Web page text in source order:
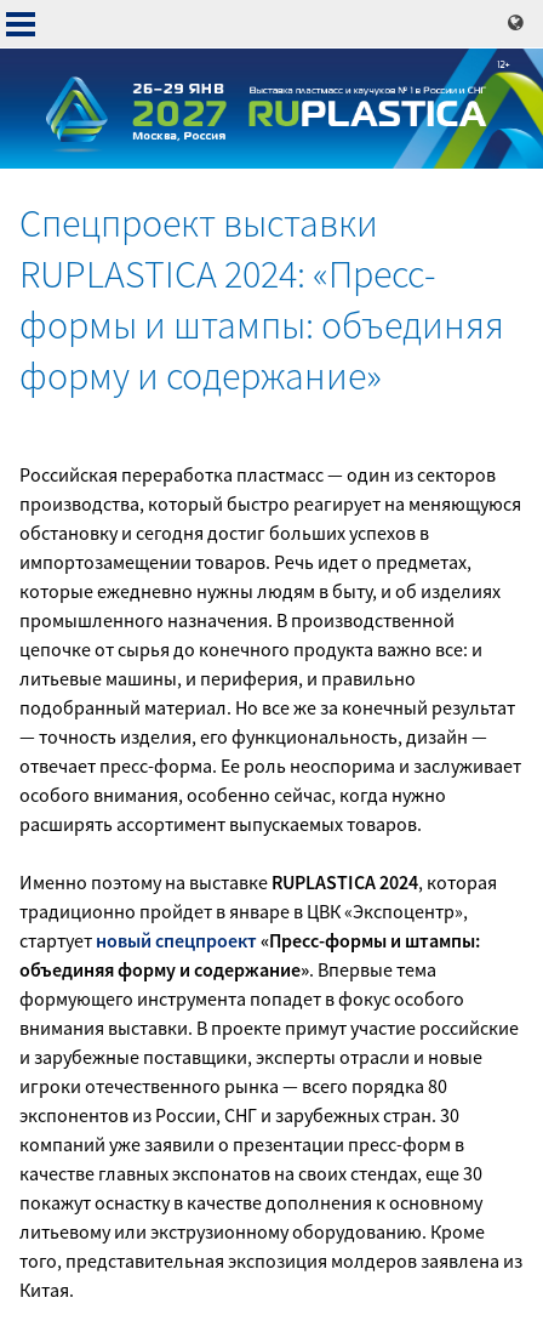
Перейти
к
основному
содержанию
Основная
навигация
Спецпроект выставки
RUPLASTICA 2024: «Пресс-
формы и штампы: объединяя
форму и содержание»
Российская переработка пластмасс — один из секторов
производства, который быстро реагирует на меняющуюся
обстановку и сегодня достиг больших успехов в
импортозамещении товаров. Речь идет о предметах,
которые ежедневно нужны людям в быту, и об изделиях
промышленного назначения. В производственной
цепочке от сырья до конечного продукта важно все: и
литьевые машины, и периферия, и правильно
подобранный материал. Но все же за конечный результат
— точность изделия, его функциональность, дизайн —
отвечает пресс-форма. Ее роль неоспорима и заслуживает
особого внимания, особенно сейчас, когда нужно
расширять ассортимент выпускаемых товаров.
Именно поэтому на выставке RUPLASTICA 2024, которая
традиционно пройдет в январе в ЦВК «Экспоцентр»,
стартует новый спецпроект«Пресс-формы и штампы:
объединяя форму и содержание». Впервые тема
формующего инструмента попадет в фокус особого
внимания выставки. В проекте примут участие российские
и зарубежные поставщики, эксперты отрасли и новые
игроки отечественного рынка — всего порядка 80
экспонентов из России, СНГ и зарубежных стран. 30
компаний уже заявили о презентации пресс-форм в
качестве главных экспонатов на своих стендах, еще 30
покажут оснастку в качестве дополнения к основному
литьевому или экструзионному оборудованию. Кроме
того, представительная экспозиция молдеров заявлена из
Китая.